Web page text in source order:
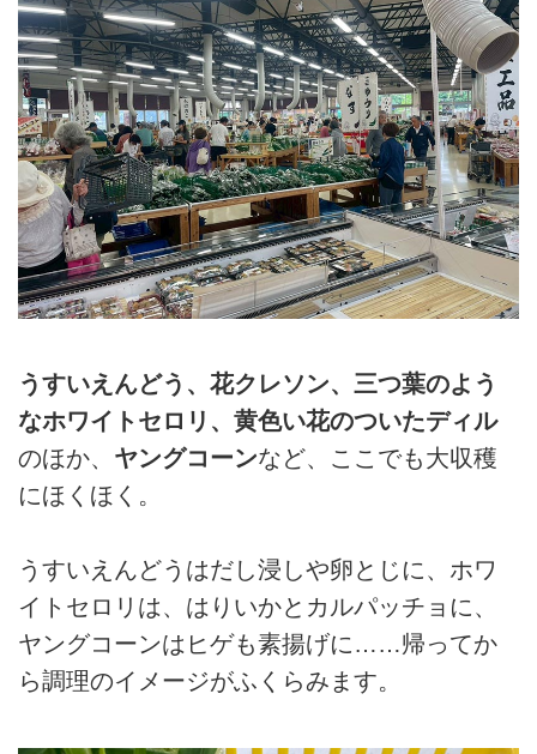
うすいえんどう、花クレソン、三つ葉のよう
なホワイトセロリ、黄色い花のついたディル
のほか、 ヤングコーンなど、ここでも大収穫
にほくほく。
うすいえんどうはだし浸しや卵とじに、ホワ
イトセロリは、はりいかとカルパッチョに、
ヤングコーンはヒゲも素揚げに……帰ってか
ら調理のイメージがふくらみます。